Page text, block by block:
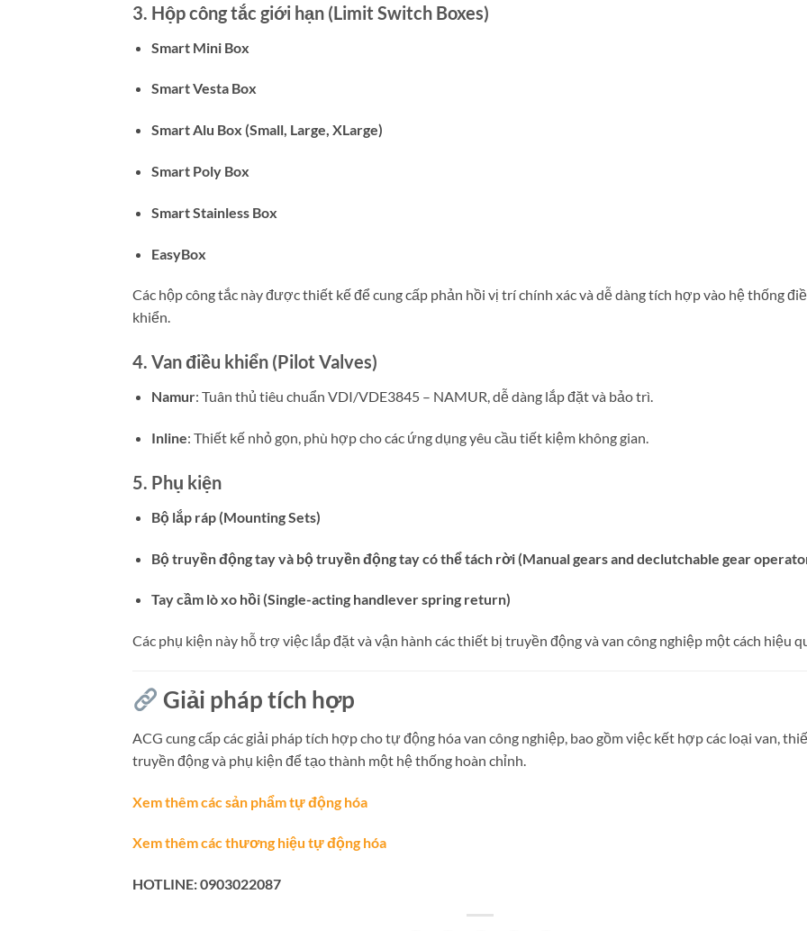
3. Hộp công tắc giới hạn (Limit Switch Boxes)
Smart Mini Box
Smart Vesta Box
Smart Alu Box (Small, Large, XLarge)
Smart Poly Box
Smart Stainless Box
EasyBox
Các hộp công tắc này được thiết kế để cung cấp phản hồi vị trí chính xác và dễ dàng tích hợp vào hệ thống
khiển.
4. Van điều khiển (Pilot Valves)
Namur: Tuân thủ tiêu chuẩn VDI/VDE3845 – NAMUR, dễ dàng lắp đặt và bảo trì.
Inline: Thiết kế nhỏ gọn, phù hợp cho các ứng dụng yêu cầu tiết kiệm không gian.
5. Phụ kiện
Bộ lắp ráp (Mounting Sets)
Bộ truyền động tay và bộ truyền động tay có thể tách rời (Manual gears and declutchable gear
Tay cầm lò xo hồi (Single-acting handlever spring return)
Các phụ kiện này hỗ trợ việc lắp đặt và vận hành các thiết bị truyền động và van công nghiệp một cách hiệu
Giải pháp tích hợp
ACG cung cấp các giải pháp tích hợp cho tự động hóa van công nghiệp, bao gồm việc kết hợp các loại van,
truyền động và phụ kiện để tạo thành một hệ thống hoàn chỉnh.
Xem thêm các sản phẩm tự động hóa
Xem thêm các thương hiệu tự động hóa
HOTLINE: 0903022087